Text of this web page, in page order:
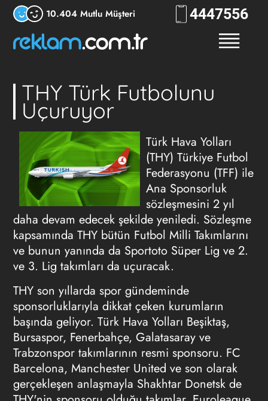
10.404 Mutlu Müşteri 4447556
THY Türk Futbolunu
Uçuruyor
Türk Hava Yolları
(THY) Türkiye Futbol
Federasyonu (TFF) ile
Ana Sponsorluk
sözleşmesini 2 yıl
daha devam edecek şekilde yeniledi. Sözleşme
kapsamında THY bütün Futbol Milli Takımlarını
ve bunun yanında da Sportoto Süper Lig ve 2.
ve 3. Lig takımları da uçuracak.
THY son yıllarda spor gündeminde
sponsorluklarıyla dikkat çeken kurumların
başında geliyor. Türk Hava Yolları Beşiktaş,
Bursaspor, Fenerbahçe, Galatasaray ve
Trabzonspor takımlarının resmi sponsoru. FC
Barcelona, Manchester United ve son olarak
gerçekleşen anlaşmayla Shakhtar Donetsk de